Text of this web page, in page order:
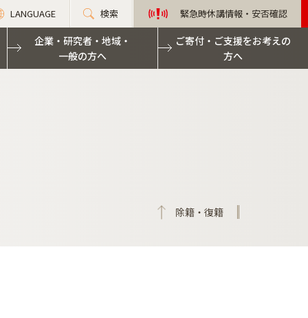
LANGUAGE 検索 緊急時休講情報・安否確認
企業・研究者・地域・
一般の方へ
ご寄付・ご支援をお考えの
方へ
除籍・復籍